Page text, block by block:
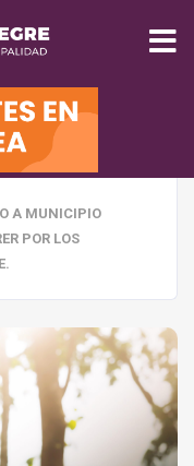
INICIO
MUNICIPALIDAD
SEGURIDAD
SALUD
TURISMO
A MUNICIPIO
POR LOS